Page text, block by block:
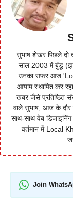
सुभाष शेखर पिछले दो
साल 2003 में बुंडू
उनका सफर आज
आयाम स्थापित कर
खबर जैसे प्रतिष्ठित
वाले सुभाष, आज के दौर
साथ-साथ वेब
वर्तमान में Local
Join